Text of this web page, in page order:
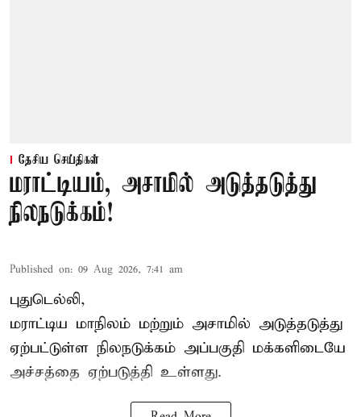
தேசிய செய்திகள்
மராட்டியம், அசாமில் அடுத்தடுத்து
நிலநடுக்கம்!
Published on: 09 Aug 2026, 7:41 am
புதுடெல்லி,
மராட்டிய மாநிலம் மற்றும் அசாமில் அடுத்தடுத்து
ஏற்பட்டுள்ள நிலநடுக்கம் அப்பகுதி மக்களிடையே
அச்சத்தை ஏற்படுத்தி உள்ளது.